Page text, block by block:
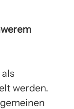
werden.